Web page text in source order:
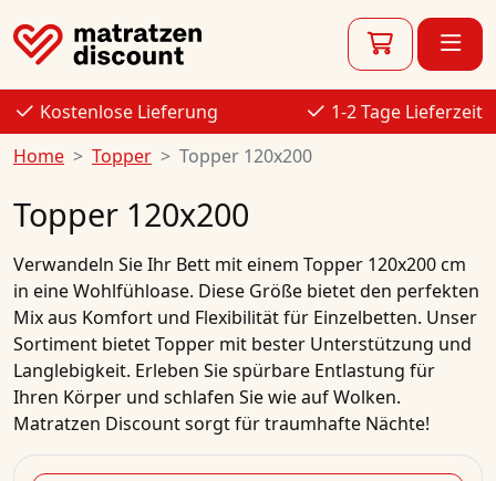
Kostenlose Lieferung
1-2 Tage Lieferzeit
Home
Topper Topper 120x200
Topper 120x200
Verwandeln Sie Ihr Bett mit einem Topper 120x200 cm
in eine Wohlfühloase. Diese Größe bietet den perfekten
Mix aus Komfort und Flexibilität für Einzelbetten. Unser
Sortiment bietet Topper mit bester Unterstützung und
Langlebigkeit. Erleben Sie spürbare Entlastung für
Ihren Körper und schlafen Sie wie auf Wolken.
Matratzen Discount sorgt für traumhafte Nächte!